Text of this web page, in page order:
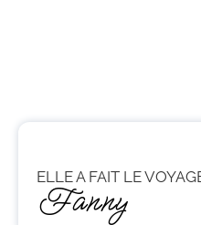
ELLE A FAIT LE
Fanny